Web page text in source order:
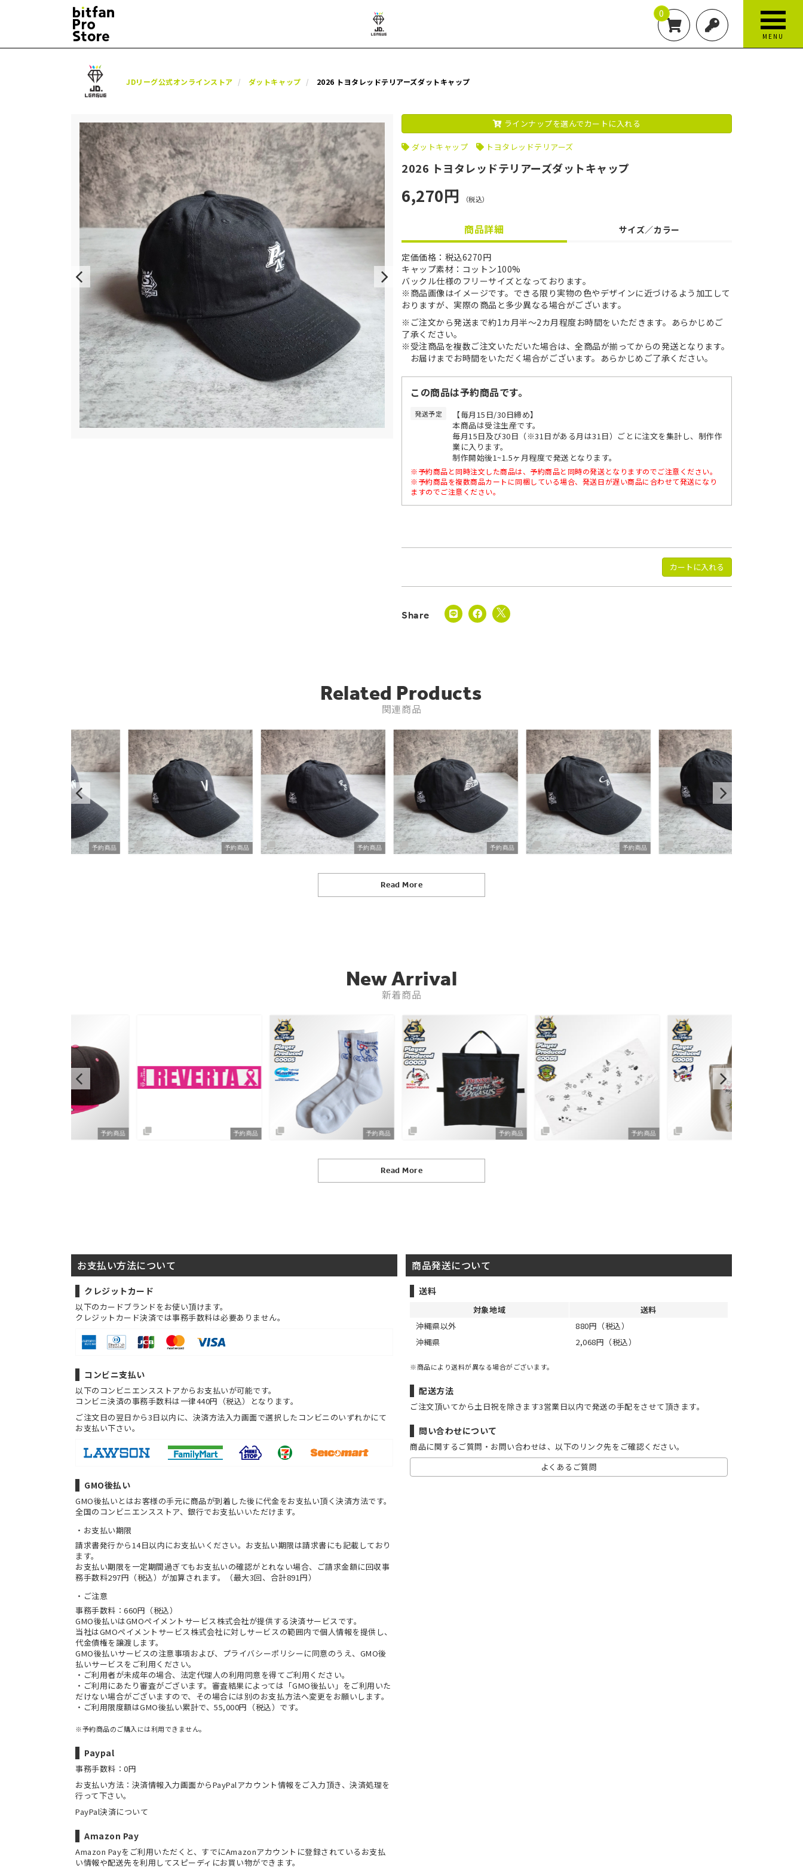
0
MENU
JDリーグ公式オンラインストア ダットキャップ 2026 トヨタレッドテリアーズダットキャップ
ラインナップを選んでカートに入れる
ダットキャップ トヨタレッドテリアーズ
2026 トヨタレッドテリアーズダットキャップ
6,270円 （税込）
商品詳細 サイズ／カラー
定価価格：税込6270円
キャップ素材：コットン100%
バックル仕様のフリーサイズとなっております。
※商品画像はイメージです。できる限り実物の色やデザインに近づけるよう加工して
おりますが、実際の商品と多少異なる場合がございます。
※ご注文から発送まで約1カ月半～2カ月程度お時間をいただきます。あらかじめご
了承ください。
※受注商品を複数ご注文いただいた場合は、全商品が揃ってからの発送となります。
お届けまでお時間をいただく場合がございます。あらかじめご了承ください。
この商品は予約商品です。
発送予定
【毎月15日/30日締め】
本商品は受注生産です。
毎月15日及び30日（※31日がある月は31日）ごとに注文を集計し、制作作
業に入ります。
制作開始後1~1.5ヶ月程度で発送となります。
※予約商品と同時注文した商品は、予約商品と同時の発送となりますのでご注意ください。
※予約商品を複数商品カートに同梱している場合、発送日が遅い商品に合わせて発送になり
ますのでご注意ください。
カートに入れる
Related Products
関連商品
予約商品 予約商品 予約商品 予約商品 予約商品
Read More
New Arrival
新着商品
予約商品 SOLD OUT
Read More
お支払い方法について
クレジットカード
以下のカードブランドをお使い頂けます。
クレジットカード決済では事務手数料は必要ありません。
コンビニ支払い
以下のコンビニエンスストアからお支払いが可能です。
コンビニ決済の事務手数料は一律440円（税込）となります。
ご注文日の翌日から3日以内に、決済方法入力画面で選択したコンビニのいずれかにて
お支払い下さい。
GMO後払い
GMO後払いとはお客様の手元に商品が到着した後に代金をお支払い頂く決済方法です。
全国のコンビニエンスストア、銀行でお支払いいただけます。
お支払い期限
請求書発行から14日以内にお支払いください。お支払い期限は請求書にも記載しており
ます。
お支払い期限を一定期間過ぎてもお支払いの確認がとれない場合、ご請求金額に回収事
務手数料297円（税込）が加算されます。（最大3回、合計891円）
ご注意
事務手数料：660円（税込）
GMO後払いはGMOペイメントサービス株式会社が提供する決済サービスです。
当社はGMOペイメントサービス株式会社に対しサービスの範囲内で個人情報を提供し、
代金債権を譲渡します。
GMO後払いサービスの注意事項および、 プライバシーポリシーに同意のうえ、GMO後
払いサービスをご利用ください。
・ご利用者が未成年の場合、法定代理人の利用同意を得てご利用ください。
・ご利用にあたり審査がございます。審査結果によっては「GMO後払い」をご利用いた
だけない場合がございますので、その場合には別のお支払方法へ変更をお願いします。
・ご利用限度額はGMO後払い累計で、55,000円（税込）です。
※予約商品のご購入には利用できません。
Paypal
事務手数料：0円
お支払い方法：決済情報入力画面からPayPalアカウント情報をご入力頂き、決済処理を
行って下さい。
PayPal決済について
Amazon Pay
Amazon Payをご利用いただくと、すでにAmazonアカウントに登録されているお支払
い情報や配送先を利用してスピーディにお買い物ができます。
商品発送について
送料
対象地域
送料
沖縄県以外
880円（税込）
沖縄県
2,068円（税込）
※商品により送料が異なる場合がございます。
配送方法
ご注文頂いてから土日祝を除きます3営業日以内で発送の手配をさせて頂きます。
問い合わせについて
商品に関するご質問・お問い合わせは、以下のリンク先をご確認ください。
よくあるご質問